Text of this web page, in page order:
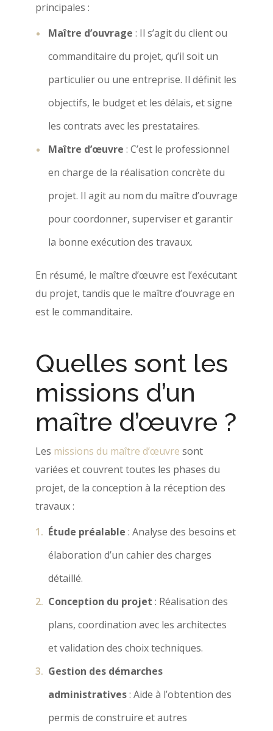
principales :
Maître d’ouvrage : Il s’agit du client ou
commanditaire du projet, qu’il soit un
particulier ou une entreprise. Il définit les
objectifs, le budget et les délais, et signe
les contrats avec les prestataires.
Maître d’œuvre : C’est le professionnel
en charge de la réalisation concrète du
projet. Il agit au nom du maître d’ouvrage
pour coordonner, superviser et garantir
la bonne exécution des travaux.
En résumé, le maître d’œuvre est l’exécutant
du projet, tandis que le maître d’ouvrage en
est le commanditaire.
Quelles sont les
missions d’un
maître d’œuvre ?
Les missions du maître d’œuvre sont
variées et couvrent toutes les phases du
projet, de la conception à la réception des
travaux :
Étude préalable : Analyse des besoins et
élaboration d’un cahier des charges
détaillé.
Conception du projet : Réalisation des
plans, coordination avec les architectes
et validation des choix techniques.
Gestion des démarches
administratives: Aide à l’obtention des
permis de construire et autres